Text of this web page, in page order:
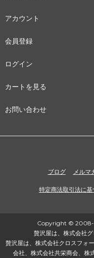
アカウント
会員登録
ログイン
カートを見る
お問い合わせ
ブログ メルマ
特定商法取引法に基
Copyright © 2008-
贅沢屋は、株式会社
贅沢屋は、株式会社クロスフォ
会社、株式会社共栄商会、株